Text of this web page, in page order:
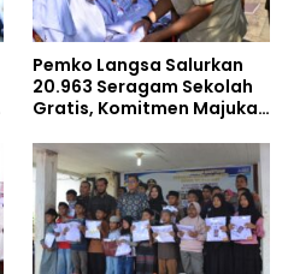
Pemko Langsa Salurkan
20.963 Seragam Sekolah
Gratis, Komitmen Majukan